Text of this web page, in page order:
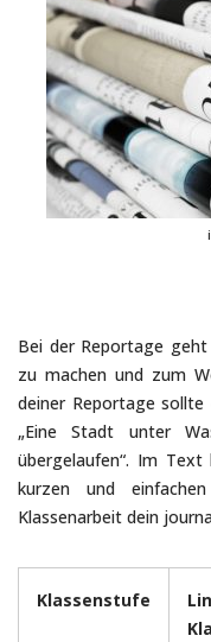
Bei der Reportage
zu machen und zum
deiner Reportage sollte
„Eine Stadt unter
übergelaufen“. Im
kurzen und
Klassenarbeit dein
Klassenstufe